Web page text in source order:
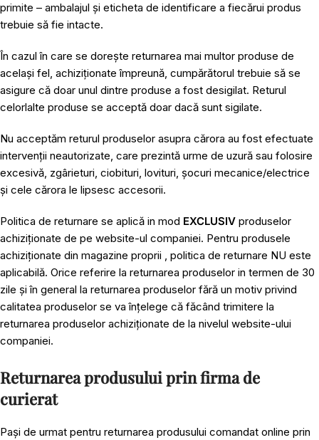
primite – ambalajul și eticheta de identificare a fiecărui produs
trebuie să fie intacte.
În cazul în care se dorește returnarea mai multor produse de
același fel, achiziționate împreună, cumpărătorul trebuie să se
asigure că doar unul dintre produse a fost desigilat. Returul
celorlalte produse se acceptă doar dacă sunt sigilate.
Nu acceptăm returul produselor asupra cărora au fost efectuate
intervenții neautorizate, care prezintă urme de uzură sau folosire
excesivă, zgârieturi, ciobituri, lovituri, șocuri mecanice/electrice
și cele cărora le lipsesc accesorii.
Politica de returnare se aplică in mod EXCLUSIV produselor
achiziționate de pe website-ul companiei. Pentru produsele
achiziționate din magazine proprii , politica de returnare NU este
aplicabilă. Orice referire la returnarea produselor in termen de 30
zile și în general la returnarea produselor fără un motiv privind
calitatea produselor se va înțelege că făcând trimitere la
returnarea produselor achiziționate de la nivelul website-ului
companiei.
Returnarea produsului prin firma de
curierat
Pași de urmat pentru returnarea produsului comandat online prin